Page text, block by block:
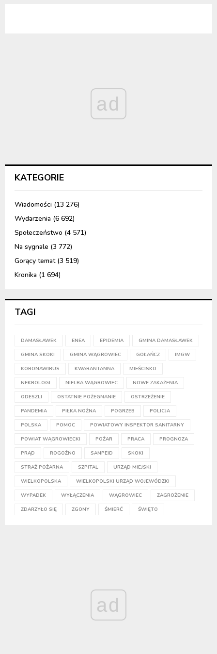
ad
KATEGORIE
Wiadomości (13 276)
Wydarzenia (6 692)
Społeczeństwo (4 571)
Na sygnale (3 772)
Gorący temat(3 519)
Kronika (1 694)
TAGI
DAMASŁAWEK ENEA EPIDEMIA GMINA DAMASŁAWEK
GMINA SKOKI GMINA WĄGROWIEC GOŁAŃCZ IMGW
KORONAWIRUS KWARANTANNA MIEŚCISKO
NEKROLOGI NIELBA WĄGROWIEC NOWE ZAKAŻENIA
ODESZLI OSTATNIE POŻEGNANIE OSTRZEŻENIE
PANDEMIA PIŁKA NOŻNA POGRZEB POLICJA
POLSKA POMOC POWIATOWY INSPEKTOR SANITARNY
POWIAT WĄGROWIECKI POŻAR PRACA PROGNOZA
PRĄD ROGOŹNO SANPEID SKOKI
STRAŻ POŻARNA SZPITAL URZĄD MIEJSKI
WIELKOPOLSKA WIELKOPOLSKI URZĄD WOJEWÓDZKI
WYPADEK WYŁĄCZENIA WĄGROWIEC ZAGROŻENIE
ZDARZYŁO SIĘ ZGONY ŚMIERĆ ŚWIĘTO
ad